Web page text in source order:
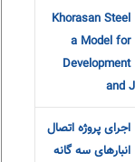
Khorasan Steel
a Model for
Development
and
اجرای پروژه اتصال
انبارهای سه گانه